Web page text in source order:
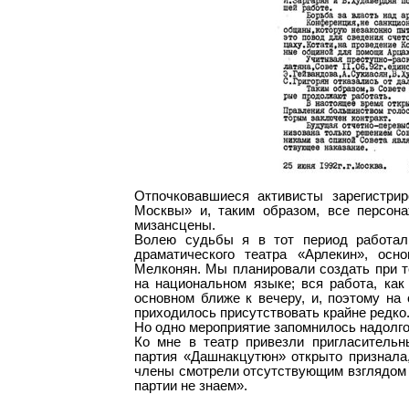
Отпочковавшиеся активисты
Москвы» и, таким образом, все
мизансцены.
Волею судьбы я в тот период
драматического театра «Арлекин»,
Мелконян. Мы планировали создать при
на национальном языке; вся работа,
основном ближе к вечеру, и, поэтому на
приходилось присутствовать крайне редко.
Но одно мероприятие запомнилось
Ко мне в театр привезли
партия «Дашнакцутюн» открыто
члены смотрели отсутствующим
партии не знаем».